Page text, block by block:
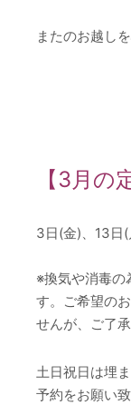
またのお越し
【3月の
3日(金)、13日
※換気や消毒の
す。ご希望の
せんが、ご了
土日祝日は埋
予約をお願い